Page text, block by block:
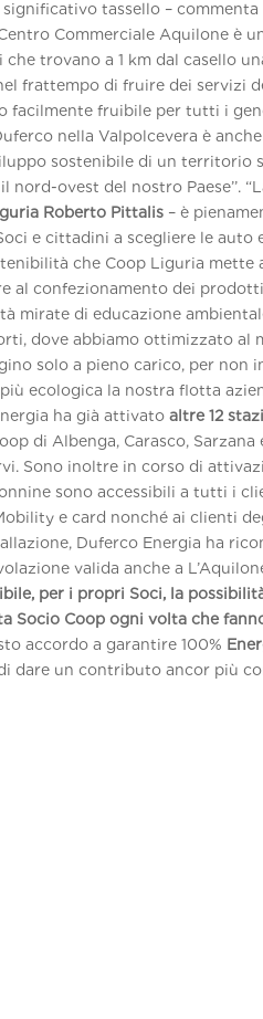
tassello – commenta
Commerciale Aquilone è
trovano a 1 km dal casello
frattempo di fruire dei servizi
facilmente fruibile per tutti i
nella Valpolcevera è
sostenibile di un territorio
ovest del nostro Paese’’.
Roberto Pittalis – è
e cittadini a scegliere le auto
che Coop Liguria mette
al confezionamento dei prodotti
mirate di educazione
dove abbiamo ottimizzato al
solo a pieno carico, per non
ecologica la nostra flotta
ha già attivato altre 12
di Albenga, Carasco, Sarzana
Sono inoltre in corso di
sono accessibili a tutti i
e card nonché ai clienti
Duferco Energia ha
valida anche a
per i propri Soci, la
Socio Coop ogni volta che
accordo a garantire 100%
dare un contributo ancor più